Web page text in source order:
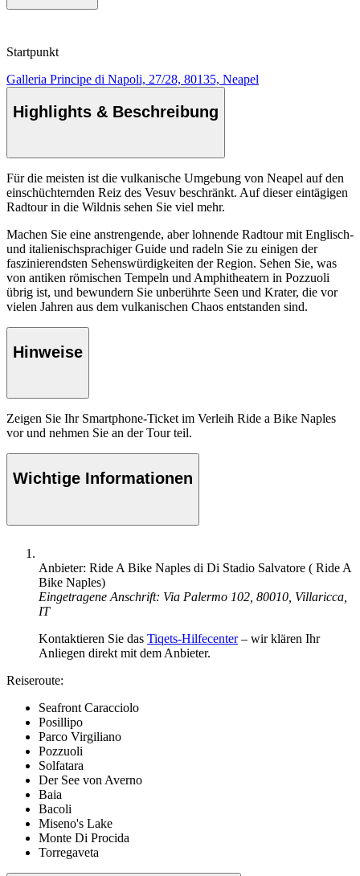
Startpunkt
Galleria Principe di Napoli, 27/28, 80135, Neapel
Highlights & Beschreibung
Für die meisten ist die vulkanische Umgebung von Neapel auf den
einschüchternden Reiz des Vesuv beschränkt. Auf dieser eintägigen
Radtour in die Wildnis sehen Sie viel mehr.
Machen Sie eine anstrengende, aber lohnende Radtour mit Englisch-
und italienischsprachiger Guide und radeln Sie zu einigen der
faszinierendsten Sehenswürdigkeiten der Region. Sehen Sie, was
von antiken römischen Tempeln und Amphitheatern in Pozzuoli
übrig ist, und bewundern Sie unberührte Seen und Krater, die vor
vielen Jahren aus dem vulkanischen Chaos entstanden sind.
Hinweise
Zeigen Sie Ihr Smartphone-Ticket im Verleih Ride a Bike Naples
vor und nehmen Sie an der Tour teil.
Wichtige Informationen
Anbieter: Ride A Bike Naples di Di Stadio Salvatore ( Ride A
Bike Naples)
Eingetragene Anschrift: Via Palermo 102, 80010, Villaricca,
IT
Kontaktieren Sie das Tiqets-Hilfecenter– wir klären Ihr
Anliegen direkt mit dem Anbieter.
Reiseroute:
Seafront Caracciolo
Posillipo
Parco Virgiliano
Pozzuoli
Solfatara
Der See von Averno
Baia
Bacoli
Miseno's Lake
Monte Di Procida
Torregaveta